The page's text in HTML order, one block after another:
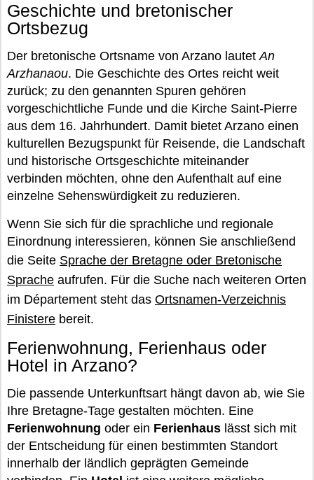
Geschichte und bretonischer
Ortsbezug
Der bretonische Ortsname von Arzano lautetAn
Arzhanaou. Die Geschichte des Ortes reicht weit
zurück; zu den genannten Spuren gehören
vorgeschichtliche Funde und die Kirche Saint-Pierre
aus dem 16. Jahrhundert. Damit bietet Arzano einen
kulturellen Bezugspunkt für Reisende, die Landschaft
und historische Ortsgeschichte miteinander
verbinden möchten, ohne den Aufenthalt auf eine
einzelne Sehenswürdigkeit zu reduzieren.
Wenn Sie sich für die sprachliche und regionale
Einordnung interessieren, können Sie anschließend
die Seite Sprache der Bretagne oder Bretonische
Sprache aufrufen. Für die Suche nach weiteren Orten
im Département steht das Ortsnamen-Verzeichnis
Finistere bereit.
Ferienwohnung, Ferienhaus oder
Hotel in Arzano?
Die passende Unterkunftsart hängt davon ab, wie Sie
Ihre Bretagne-Tage gestalten möchten. Eine
Ferienwohnung oder ein Ferienhaus lässt sich mit
der Entscheidung für einen bestimmten Standort
innerhalb der ländlich geprägten Gemeinde